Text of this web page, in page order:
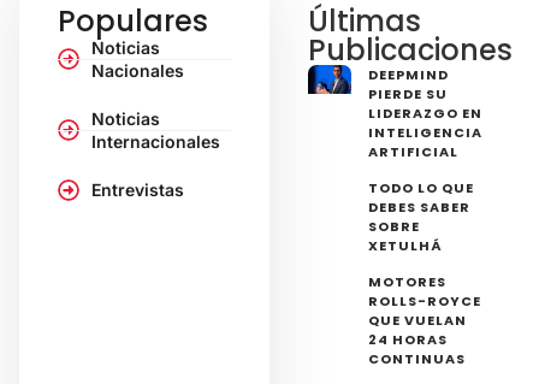
Populares
Noticias
Nacionales
Noticias
Internacionales
Entrevistas
Últimas
Publicaciones
DEEPMIND
PIERDE SU
LIDERAZGO EN
INTELIGENCIA
ARTIFICIAL
TODO LO QUE
DEBES SABER
SOBRE
XETULHÁ
MOTORES
ROLLS-ROYCE
QUE VUELAN
24 HORAS
CONTINUAS